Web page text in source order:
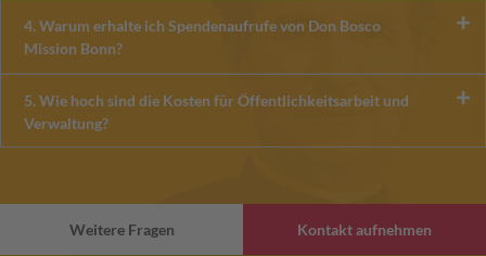
4. Warum erhalte ich Spendenaufrufe von Don Bosco
Mission Bonn?
5. Wie hoch sind die Kosten für Öffentlichkeitsarbeit und
Verwaltung?
Weitere Fragen Kontakt aufnehmen